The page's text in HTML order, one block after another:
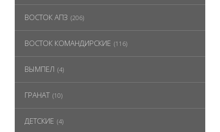
ВОСТОК АПЗ (206)
ВОСТОК КОМАНДИРСКИЕ (116)
ВЫМПЕЛ (4)
ГРАНАТ (10)
ДЕТСКИЕ (4)